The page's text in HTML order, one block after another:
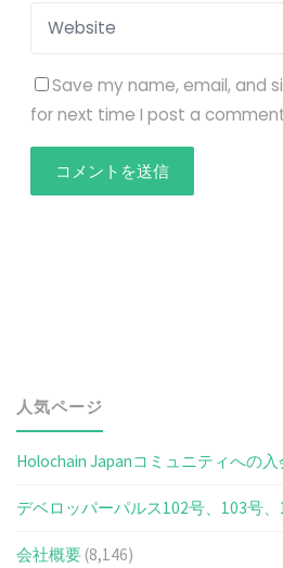
Save my name, email, and
for next time I post a
人気ページ
Holochain Japanコミュニティへの入
デベロッパーパルス102号、103号、
会社概要 (8,146)